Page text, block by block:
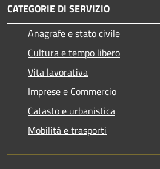
CATEGORIE DI SERVIZIO
Anagrafe e stato civile
Cultura e tempo libero
Vita lavorativa
Imprese e Commercio
Catasto e urbanistica
Mobilità e trasporti